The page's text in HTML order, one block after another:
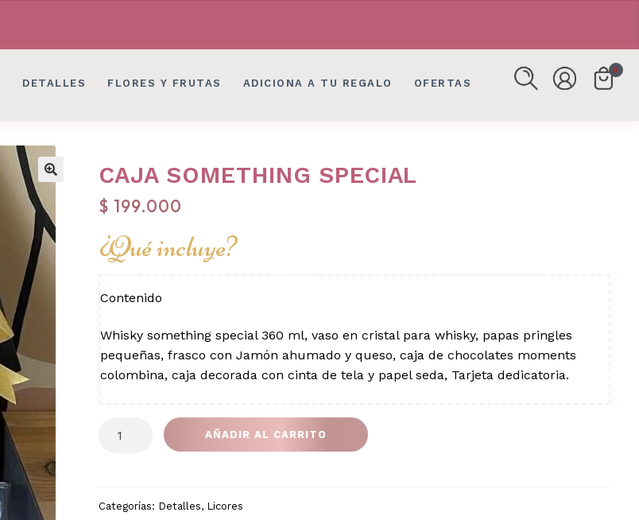
DETALLES FLORES Y FRUTAS ADICIONA A TU REGALO OFERTAS
0
CAJA SOMETHING SPECIAL
$ 199.000
¿Qué incluye?
Contenido
Whisky something special 360 ml, vaso en cristal para whisky, papas pringles
pequeñas, frasco con Jamón ahumado y queso, caja de chocolates moments
colombina, caja decorada con cinta de tela y papel seda, Tarjeta dedicatoria.
SOMETHING
AÑADIR AL CARRITO
Categorías: Detalles, Licores